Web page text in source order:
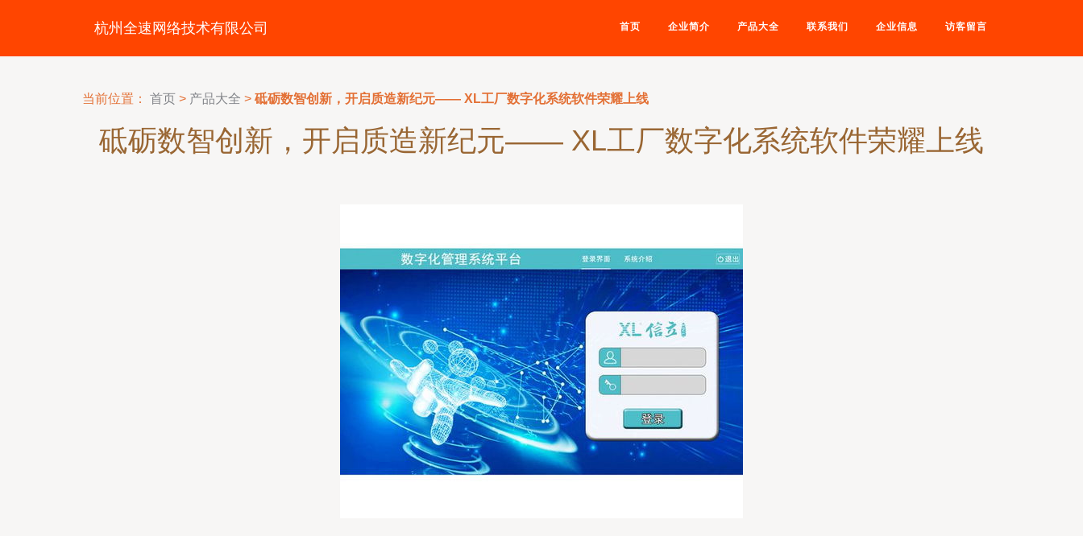
杭州全速网络技术有限公司 首页 企业简介 产品大全 联系我们 企业信息 访客留言
当前位置： 首页 > 产品大全 > 砥砺数智创新，开启质造新纪元—— XL工厂数字化系统软件荣耀上线
砥砺数智创新，开启质造新纪元—— XL工厂数字化系统软件荣耀上线